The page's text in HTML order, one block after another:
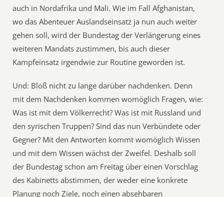
auch in Nordafrika und Mali. Wie im Fall Afghanistan,
wo das Abenteuer Auslandseinsatz ja nun auch weiter
gehen soll, wird der Bundestag der Verlängerung eines
weiteren Mandats zustimmen, bis auch dieser
Kampfeinsatz irgendwie zur Routine geworden ist.
Und: Bloß nicht zu lange darüber nachdenken. Denn
mit dem Nachdenken kommen womöglich Fragen, wie:
Was ist mit dem Völkerrecht? Was ist mit Russland und
den syrischen Truppen? Sind das nun Verbündete oder
Gegner? Mit den Antworten kommt womöglich Wissen
und mit dem Wissen wächst der Zweifel. Deshalb soll
der Bundestag schon am Freitag über einen Vorschlag
des Kabinetts abstimmen, der weder eine konkrete
Planung noch Ziele, noch einen absehbaren